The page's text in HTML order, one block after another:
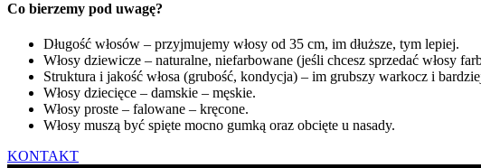
Co bierzemy pod uwagę?
Długość włosów – przyjmujemy włosy od 35 cm, im dłuższe, tym lepiej.
Włosy dziewicze – naturalne, niefarbowane (jeśli chcesz sprzedać włosy
Struktura i jakość włosa (grubość, kondycja) – im grubszy warkocz i
Włosy dziecięce – damskie – męskie.
Włosy proste – falowane – kręcone.
Włosy muszą być spięte mocno gumką oraz obcięte u nasady.
KONTAKT